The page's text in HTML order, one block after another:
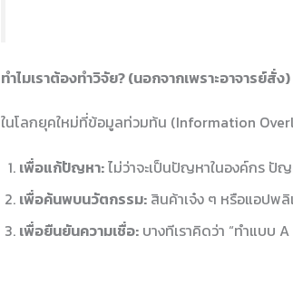
ทำไมเราต้องทำวิจัย? (นอกจากเพราะอาจารย์สั่ง)
ในโลกยุคใหม่ที่ข้อมูลท่วมท้น (Information
เพื่อแก้ปัญหา:ไม่ว่าจะเป็นปัญหาในองค์กร ปั
เพื่อค้นพบนวัตกรรม: สินค้าเจ๋ง ๆ หรือแอปพ
เพื่อยืนยันความเชื่อ: บางทีเราคิดว่า “ทำแบบ